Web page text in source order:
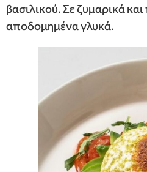
βασιλικού. Σε ζυμαρικά
αποδομημένα γλυκά.